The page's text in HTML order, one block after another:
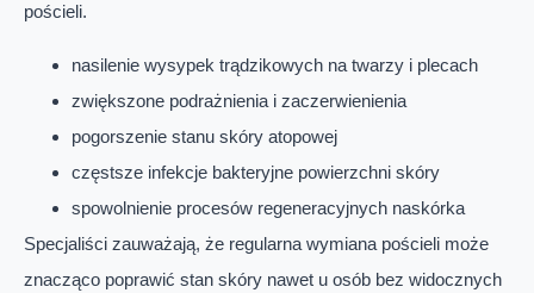
pościeli.
nasilenie wysypek trądzikowych na twarzy i plecach
zwiększone podrażnienia i zaczerwienienia
pogorszenie stanu skóry atopowej
częstsze infekcje bakteryjne powierzchni skóry
spowolnienie procesów regeneracyjnych naskórka
Specjaliści zauważają, że regularna wymiana pościeli może
znacząco poprawić stan skóry nawet u osób bez widocznych